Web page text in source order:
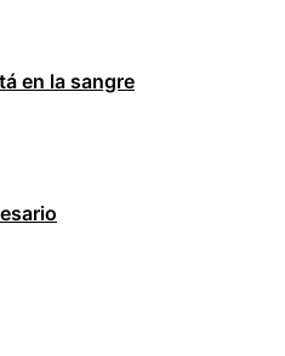
en la sangre